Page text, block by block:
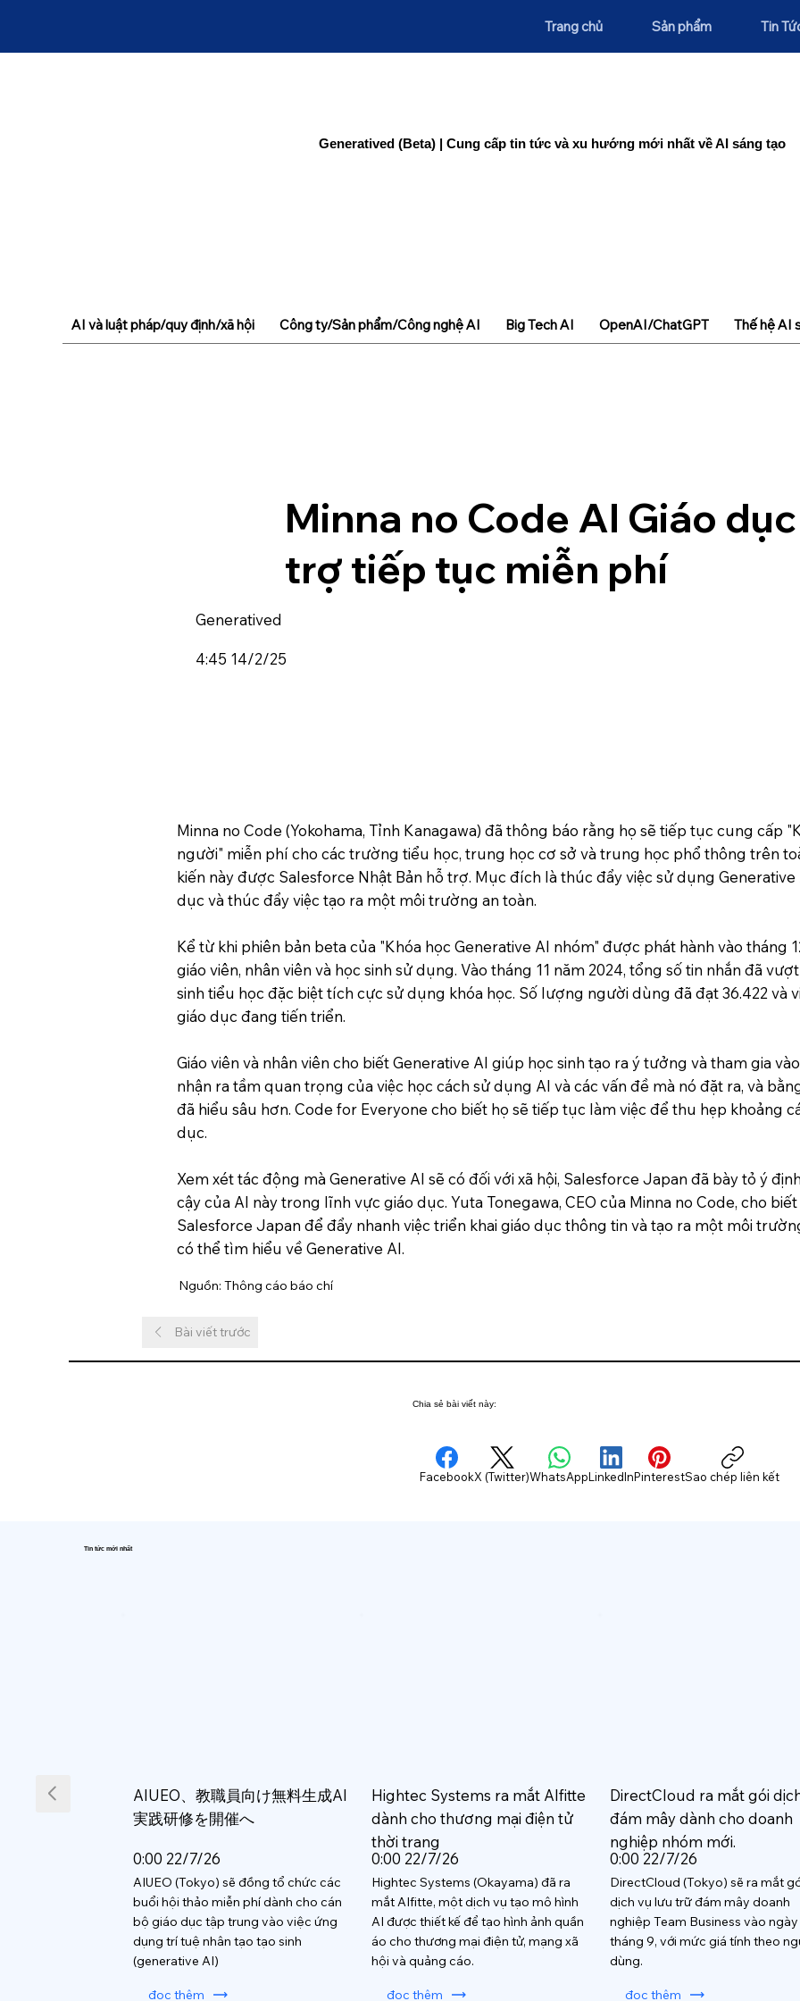
Trang chủ Sản phẩm Tin
Generatived (Beta) | Cung cấp tin tức và xu hướng mới nhất về AI sáng tạo
Minna no Code AI Giáo
trợ tiếp tục miễn phí
Generatived
4:45 14/2/25
Minna no Code (Yokohama, Tỉnh Kanagawa) đã thông báo rằng họ sẽ tiếp tục cung cấp
người" miễn phí cho các trường tiểu học, trung học cơ sở và trung học phổ thông trên
kiến ​​này được Salesforce Nhật Bản hỗ trợ. Mục đích là thúc đẩy việc sử dụng
dục và thúc đẩy việc tạo ra một môi trường an toàn.
Kể từ khi phiên bản beta của "Khóa học Generative AI nhóm" được phát hành vào tháng
giáo viên, nhân viên và học sinh sử dụng. Vào tháng 11 năm 2024, tổng số tin nhắn đã
sinh tiểu học đặc biệt tích cực sử dụng khóa học. Số lượng người dùng đã đạt 36.422 và
giáo dục đang tiến triển.
Giáo viên và nhân viên cho biết Generative AI giúp học sinh tạo ra ý tưởng và tham gia
nhận ra tầm quan trọng của việc học cách sử dụng AI và các vấn đề mà nó đặt ra, và
đã hiểu sâu hơn. Code for Everyone cho biết họ sẽ tiếp tục làm việc để thu hẹp khoảng
dục.
Xem xét tác động mà Generative AI sẽ có đối với xã hội, Salesforce Japan đã bày tỏ ý
cậy của AI này trong lĩnh vực giáo dục. Yuta Tonegawa, CEO của Minna no Code, cho
Salesforce Japan để đẩy nhanh việc triển khai giáo dục thông tin và tạo ra một môi
có thể tìm hiểu về Generative AI.
Nguồn: Thông cáo báo chí
Bài viết trước
Chia sẻ bài viết này:
FacebookX (Twitter)WhatsAppLinkedInPinterestSao chép liên kết
Tin tức mới nhất
AIUEO、教職員向け無料生成AI
実践研修を開催へ
0:00 22/7/26
AIUEO (Tokyo) sẽ đồng tổ chức các
buổi hội thảo miễn phí dành cho cán
bộ giáo dục tập trung vào việc ứng
dụng trí tuệ nhân tạo tạo sinh
(generative AI)
đọc thêm
Hightec Systems ra mắt AIfitte
dành cho thương mại điện tử
thời trang
0:00 22/7/26
Hightec Systems (Okayama) đã ra
mắt AIfitte, một dịch vụ tạo mô hình
AI được thiết kế để tạo hình ảnh quần
áo cho thương mại điện tử, mạng xã
hội và quảng cáo.
đọc thêm
DirectCloud ra mắt gói
đám mây dành cho doanh
nghiệp nhóm mới.
0:00 22/7/26
DirectCloud (Tokyo) sẽ ra mắt
dịch vụ lưu trữ đám mây doanh
nghiệp Team Business vào ngày
tháng 9, với mức giá tính theo
dùng.
đọc thêm
AI và luật pháp/quy định/xã hội Công ty/Sản phẩm/Công nghệ AI Big Tech AI OpenAI/ChatGPT Thế hệ AI